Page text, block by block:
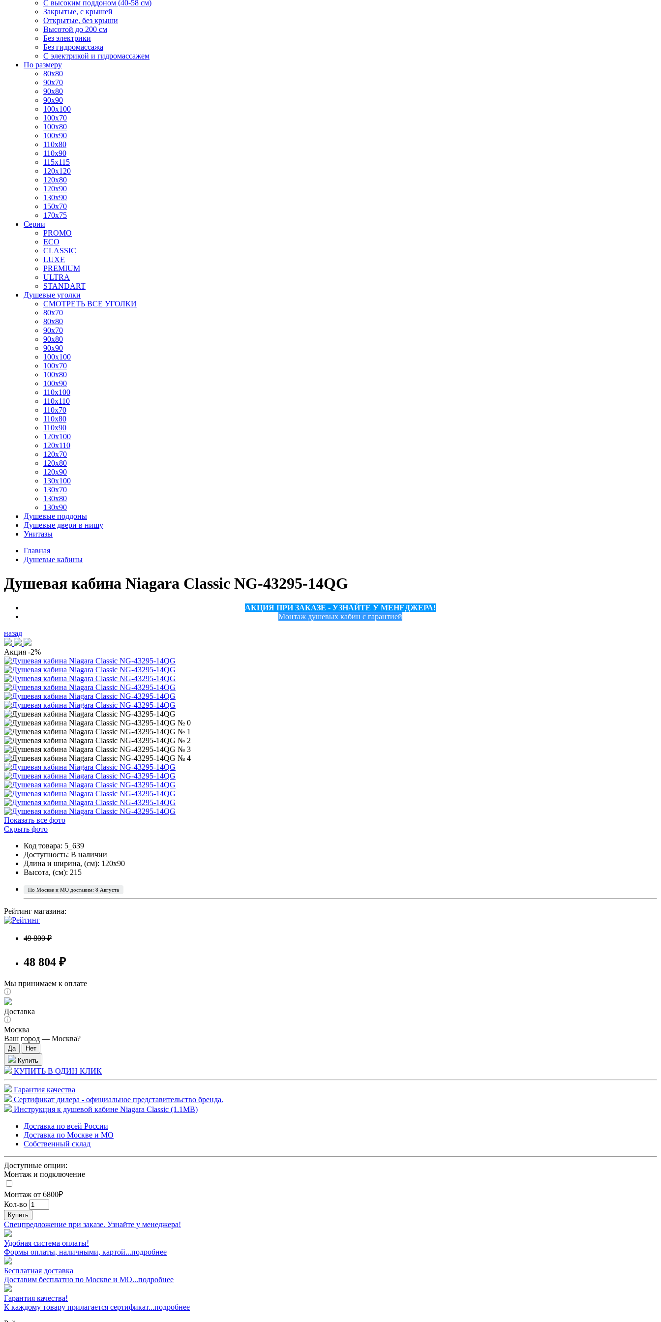
С высоким поддоном (40-58 см)
Закрытые, с крышей
Открытые, без крыши
Высотой до 200 см
Без электрики
Без гидромассажа
С электрикой и гидромассажем
По размеру
80x80
90x70
90x80
90x90
100x100
100x70
100x80
100x90
110x80
110x90
115x115
120x120
120x80
120x90
130x90
150x70
170x75
Серии
PROMO
ECO
CLASSIC
LUXE
PREMIUM
ULTRA
STANDART
Душевые уголки
СМОТРЕТЬ ВСЕ УГОЛКИ
80x70
80x80
90x70
90x80
90x90
100x100
100x70
100x80
100x90
110x100
110x110
110x70
110x80
110x90
120x100
120x110
120x70
120x80
120x90
130x100
130x70
130x80
130x90
Душевые поддоны
Душевые двери в нишу
Унитазы
Главная
Душевые кабины
Душевая кабина Niagara Classic NG-43295-14QG
АКЦИЯ ПРИ ЗАКАЗЕ - УЗНАЙТЕ У МЕНЕДЖЕРА!
Монтаж душевых кабин с гарантией
назад
Акция -2%
Показать все фото
Скрыть фото
Код товара: 5_639
Доступность: В наличии
Длина и ширина, (см): 120x90
Высота, (см): 215
По Москве и МО доставим: 8 Августа
Рейтинг магазина:
49 800 ₽
48 804 ₽
Мы принимаем к оплате
Доставка
Москва
Ваш город — Москва?
Купить
КУПИТЬ В ОДИН КЛИК
Гарантия качества
Сертификат дилера - официальное представительство бренда.
Инструкция к душевой кабине Niagara Classic (1.1MB)
Доставка по всей России
Доставка по Москве и МО
Собственный склад
Доступные опции:
Монтаж и подключение
Монтаж от 6800₽
Кол-во
Купить
Спецпредложение при заказе. Узнайте у менеджера!
Удобная система оплаты!
Формы оплаты, наличными, картой...подробнее
Бесплатная доставка
Доставим бесплатно по Москве и МО...подробнее
Гарантия качества!
К каждому товару прилагается сертификат...подробнее